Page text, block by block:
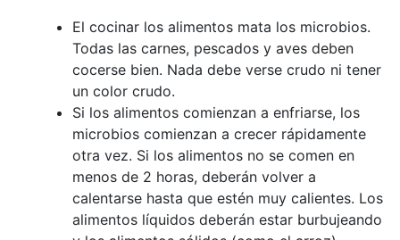
El cocinar los alimentos mata los microbios.
Todas las carnes, pescados y aves deben
cocerse bien. Nada debe verse crudo ni tener
un color crudo.
Si los alimentos comienzan a enfriarse, los
microbios comienzan a crecer rápidamente
otra vez. Si los alimentos no se comen en
menos de 2 horas, deberán volver a
calentarse hasta que estén muy calientes. Los
alimentos líquidos deberán estar burbujeando